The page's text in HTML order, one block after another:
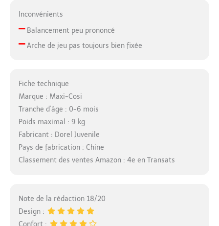
Inconvénients
–Balancement peu prononcé
–Arche de jeu pas toujours bien fixée
Fiche technique
Marque : Maxi-Cosi
Tranche d’âge : 0-6 mois
Poids maximal : 9 kg
Fabricant : Dorel Juvenile
Pays de fabrication : Chine
Classement des ventes Amazon : 4e en Transats
Note de la rédaction 18/20
Design :